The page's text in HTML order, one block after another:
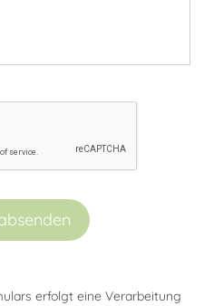
erfolgt eine Verarbeitung